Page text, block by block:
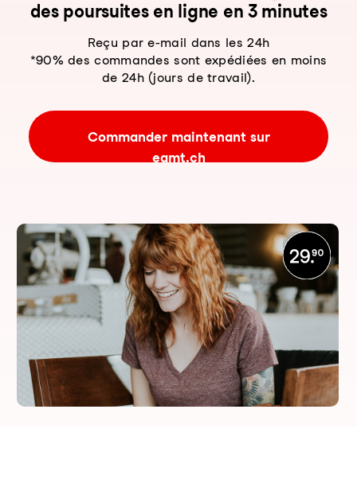
des pour­sui­tes en li­gne en 3 mi­nu­tes
Reçu par e-mail dans les 24h
*90% des commandes sont expédiées en moins
de 24h (jours de travail).
Commander maintenant sur
eamt.ch